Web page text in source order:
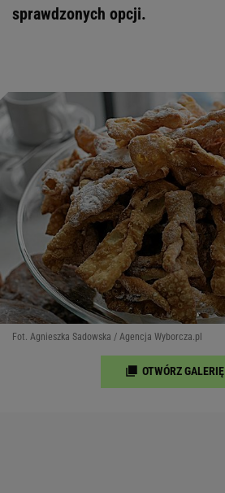
sprawdzonych opcji.
Fot. Agnieszka Sadowska / Agencja Wyborcza.pl
OTWÓRZ GALERIĘ